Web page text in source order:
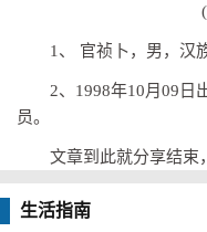
1、 官祯卜，男，汉
2、1998年10月09日
员。
文章到此就分享结束
生活指南